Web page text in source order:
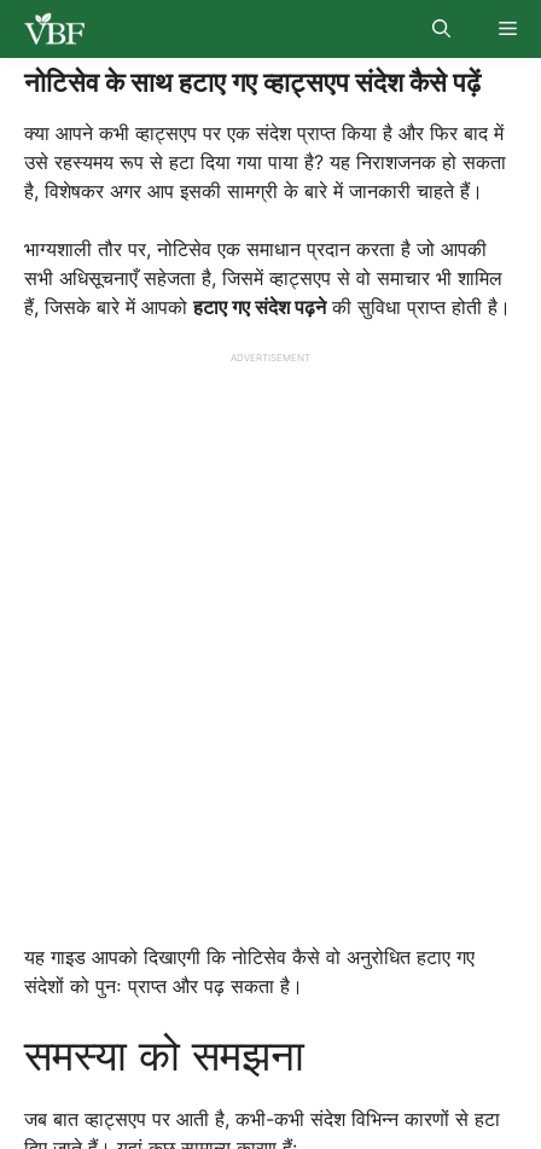
Skip
content
नोटिसेव के साथ हटाए गए व्हाट्सएप संदेश कैसे पढ़ें
क्या आपने कभी व्हाट्सएप पर एक संदेश प्राप्त किया है और फिर बाद में
उसे रहस्यमय रूप से हटा दिया गया पाया है? यह निराशजनक हो सकता
है, विशेषकर अगर आप इसकी सामग्री के बारे में जानकारी चाहते हैं।
भाग्यशाली तौर पर, नोटिसेव एक समाधान प्रदान करता है जो आपकी
सभी अधिसूचनाएँ सहेजता है, जिसमें व्हाट्सएप से वो समाचार भी शामिल
हैं, जिसके बारे में आपकोहटाए गए संदेश पढ़नेकी सुविधा प्राप्त होती है।
ADVERTISEMENT
यह गाइड आपको दिखाएगी कि नोटिसेव कैसे वो अनुरोधित हटाए गए
संदेशों को पुनः प्राप्त और पढ़ सकता है।
समस्या को समझना
जब बात व्हाट्सएप पर आती है, कभी-कभी संदेश विभिन्न कारणों से हटा